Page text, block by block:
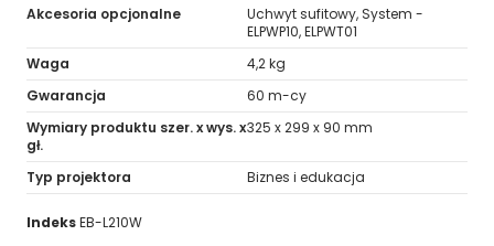
Akcesoria opcjonalne
Uchwyt sufitowy, System -
ELPWP10, ELPWT01
Waga
4,2 kg
Gwarancja
60 m-cy
Wymiary produktu szer. x wys. x
gł.
325‎ x 299 x 90 mm
Typ projektora Biznes i edukacja
IndeksEB-L210W